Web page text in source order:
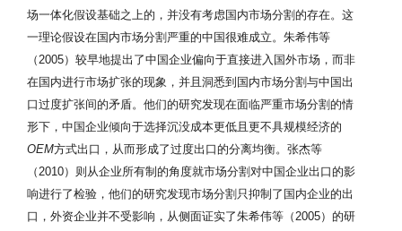
场一体化假设基础之上的，并没有考虑国内市场分割的存在。这
一理论假设在国内市场分割严重的中国很难成立。朱希伟等
（2005）较早地提出了中国企业偏向于直接进入国外市场，而非
在国内进行市场扩张的现象，并且洞悉到国内市场分割与中国出
口过度扩张间的矛盾。他们的研究发现在面临严重市场分割的情
形下，中国企业倾向于选择沉没成本更低且更不具规模经济的
OEM方式出口，从而形成了过度出口的分离均衡。张杰等
（2010）则从企业所有制的角度就市场分割对中国企业出口的影
响进行了检验，他们的研究发现市场分割只抑制了国内企业的出
口，外资企业并不受影响，从侧面证实了朱希伟等（2005）的研